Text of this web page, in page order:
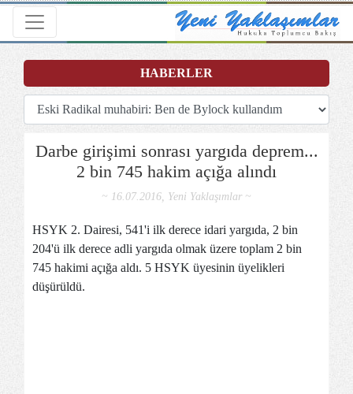
Toggle navigation
Darbe girişimi sonrası yargıda deprem...
2 bin 745 hakim açığa alındı
~ 16.07.2016, Yeni Yaklaşımlar ~
HSYK 2. Dairesi, 541'i ilk derece idari yargıda, 2 bin
204'ü ilk derece adli yargıda olmak üzere toplam 2 bin
745 hakimi açığa aldı. 5 HSYK üyesinin üyelikleri
düşürüldü.
HABERLER